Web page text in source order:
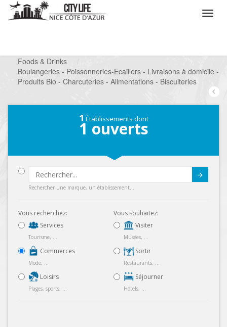
Foods & Drinks
/
Boulangeries - Poissonneries-Ecaillers - Livraisons à domicile -
Produits Bio - Charcuteries - Alimentations - Biscuiteries
1 Établissements dont
1 ouverts
Rechercher une marque, un établissement...
Vous recherchez:
Services
Tourisme, ...
Commerces
Mode, ...
Loisirs
Plages, sports, ...
Vous souhaitez:
Visiter
Musées, ...
Sortir
Restaurants, ...
Séjourner
Hôtels, ...